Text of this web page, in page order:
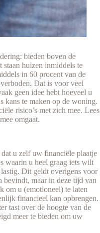
bieden boven de
huizen inmiddels te
in 60 procent van de
Dat is voor veel
geen idee hebt hoeveel u
kans te maken op de woning.
risico’s met zich mee. Lees
omgaat.
u zelf uw financiële plaatje
waarin u heel graag iets wilt
Dit geldt overigens voor
bevindt, maar in deze tijd van
om u (emotioneel) te laten
financieel kan opbrengen.
tast over de hoogte van de
meer te bieden om uw